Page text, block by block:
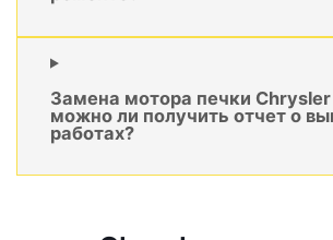
Замена мотора печки
можно ли получить отчет о
работах?